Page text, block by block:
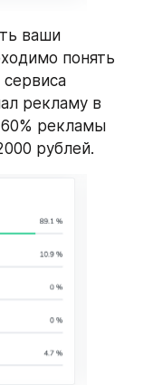
ваши
понять
рекламу в
рекламы
рублей.